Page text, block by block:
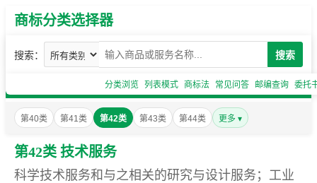
商标分类选择器
搜索： 搜索
分类浏览 列表模式 商标法 常见问答 邮编查询 委托
第40类 第41类 第42类 第43类 第44类 更多 ▾
第42类 技术服务
科学技术服务和与之相关的研究与设计服务；工业